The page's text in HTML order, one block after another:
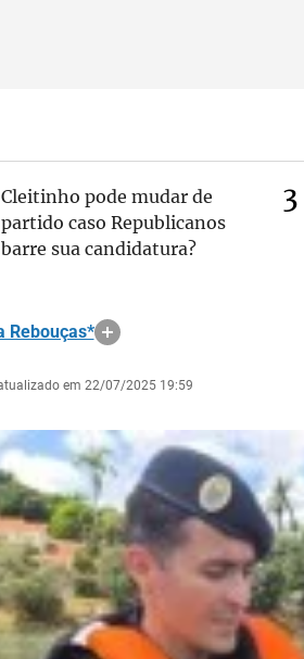
Cleitinho pode mudar de
partido caso Republicanos
barre sua candidatura?
Rebouças*
em 22/07/2025 19:59